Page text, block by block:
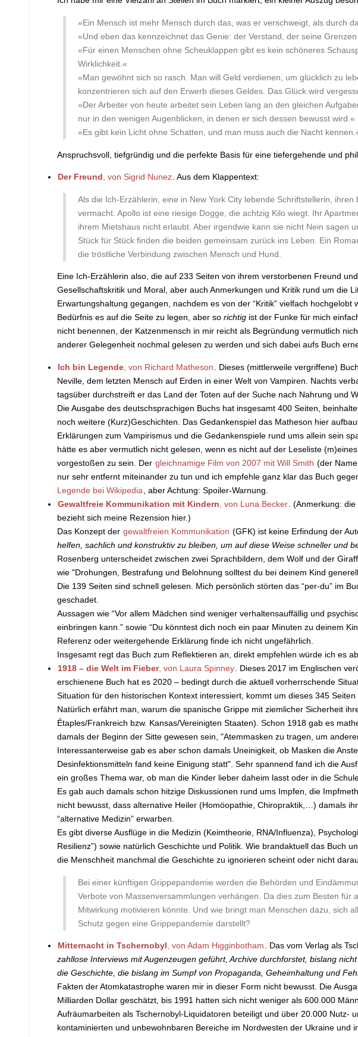
»Ein Mensch ist mehr Mensch durch das, was er verschweigt, als durch
»Und eben das kennzeichnet das Genie: der Verstand, der seine
»Für einen Menschen ohne Scheuklappen gibt es kein schöneres
Wirklichkeit.«
»Man gewöhnt sich so rasch. Man will Geld verdienen, um glücklich zu
konzentrieren sich auf den Erwerb dieses Geldes. Das Glück wird
»Der Arbeiter von heute arbeitet sein Leben lang an den gleichen
nur in den wenigen Augenblicken, in denen er sich dessen bewusst wird.«
»Es gibt kein Licht ohne Schatten, und man muss auch die Nacht
Anspruchsvoll, tiefgründig und die perfekte Basis für eine tiefergehende und
Der Freund , von Sigrid Nunez . Aus dem Klappentext:
Als die Ich-Erzählerin, eine in New York City lebende Schriftstellerin,
vermacht. Apollo ist eine riesige Dogge, die achtzig Kilo wiegt. Ihr
ihrem Mietshaus nicht erlaubt. Aber irgendwie kann sie nicht Nein sagen
Stück für Stück finden die beiden gemeinsam zurück ins Leben. Ein
die tröstliche Verbindung zwischen Mensch und Hund.
Eine Ich-Erzäh­lerin also, die auf 233 Seiten von ihrem verstorbenen Freund
Gesellschaftskritik und Moral, aber auch Anmerkungen und Kritik rund um die
Erwartungshaltung gegangen, nachdem es von der “Kritik” vielfach
Bedürfnis es auf die Seite zu legen, aber sorichtig ist der Funke für mich
nicht benennen, der Katzenmensch in mir reicht als Begründung vermutlich
anderer Gelegenheit nochmal gelesen zu werden und sich dabei aufs Buch
Ich bin Legende , von Richard Matheson
. Dieses (mittlerweile vergriffene)
Neville, dem letzten Mensch auf Erden in einer Welt von Vampiren. Nachts
tagsüber durchstreift er das Land der Toten auf der Suche nach Nahrung und
Die Ausgabe des deutschsprachigen Buchs hat insgesamt 400 Seiten,
noch weitere (Kurz)Geschichten. Das Gedankenspiel das Matheson hier
Erklärungen zum Vampirismus und die Gedankenspiele rund ums allein sein
hätte es aber vermutlich nicht gelesen, wenn es nicht auf der Leseliste
vorgestoßen zu sein. Der gleichnamige Film von 2007 mit Will Smith (der
nur sehr entfernt miteinander zu tun und ich empfehle ganz klar das Buch
Legende bei Wikipedia
, aber Achtung: Spoiler-Warnung.
Gewaltfreie Kommunikation mit Kindern , von Luna Becker . (Anmerkung:
bezieht sich meine Rezension hier.)
Das Konzept der gewaltfreien Kommunikation (GFK) ist keine Erfindung der
helfen, sachlich und konstruktiv zu bleiben, um auf diese Weise schneller und
Rosenberg unterscheidet zwischen zwei Sprachbildern, dem Wolf und der
wie "Drohungen, Bestrafung und Belohnung solltest du bei deinem Kind
Die 139 Seiten sind schnell gelesen. Mich persönlich störten das “per-du” im
geschadet.
Aussagen wie “Vor allem Mädchen sind weniger verhaltensauffällig und
einbringen kann.” sowie “Du könntest dich noch ein paar Minuten zu deinem
Referenz oder weitergehende Erklärung finde ich nicht ungefährlich.
Insgesamt regt das Buch zum Reflektieren an, direkt empfehlen würde ich es
1918 – die Welt im Fieber, von Laura Spinney . Dieses 2017 im Englischen
erschienene Buch hat es 2020 – bedingt durch die aktuell vorherrschende
Situation für den historischen Kontext interessiert, kommt um dieses 345
Natürlich erfährt man, warum die spanische Grippe mit ziemlicher Sicherheit
Étaples/Frankreich bzw. Kansas/Vereinigten Staaten). Schon 1918 gab es
damals der Beginn der Sitte gewesen sein, "Atemmasken zu tragen, um
Interessanterweise gab es aber schon damals Uneinigkeit, ob Masken die
Desinfektionsmitteln fand keine Einigung statt". Sehr spannend fand ich die
ein großes Thema war, ob man die Kinder lieber daheim lasst oder in die
Es gab auch damals schon hitzige Diskussionen rund ums Impfen, die
nicht bewusst, dass alternative Heiler (Homöopathie, Chiropraktik,…) damals
“alternative Medizin” erwarben.
Es gibt diverse Ausflüge in die Medizin (Keimtheorie, RNA/Influenza),
Resilienz”) sowie natürlich Geschichte und Politik. Wie brandaktuell das Buch
die Menschheit manchmal die Geschichte zu ignorieren scheint oder nicht
Bei einer künftigen Grippepandemie werden die Behörden und
Verbote von Massenversammlungen verhängen. Da dies zum Besten
Mitwirkung motivieren könnte. Und wie bringt man Menschen dazu, sich
Schutz gegen eine Grippepandemie darstellt?
Mitternacht in Tschernobyl, von Adam Higginbotham. Das vom Verlag als
zahllose Interviews mit Augenzeugen geführt, Archive durchforstet, bislang
die Geschichte, die bislang im Sumpf von Propaganda, Geheimhaltung und
Fakten der Atomkatastrophe waren mir in dieser Form nicht bewusst. Die
Milliarden Dollar geschätzt, bis 1991 hatten sich nicht weniger als 600.000
Aufräumarbeiten als Tschernobyl-Liquidatoren beteiligt und über 20.000 Nutz-
kontaminierten und unbewohnbaren Bereiche im Nordwesten der Ukraine